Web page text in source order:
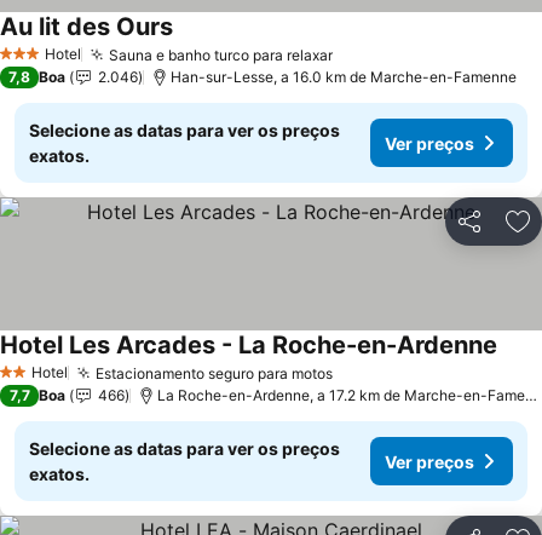
3 EstrelasHotel Sauna e banho turco para relaxar
Au lit des Ours
7,8 Boa 2.046 Han-sur-Lesse, a 16.0 km de Marche-en-Famenne
Selecione as datas para ver os preços
exatos.
Ver preços
Partilhar
2 Estrelas
Hotel Estacionamento seguro para motos
Hotel Les Arcades - La Roche-en-Ardenne
7,7 Boa 466 La Roche-en-Ardenne, a 17.2 km de Marche-en-Famenne
Selecione as datas para ver os preços
exatos.
Ver preços